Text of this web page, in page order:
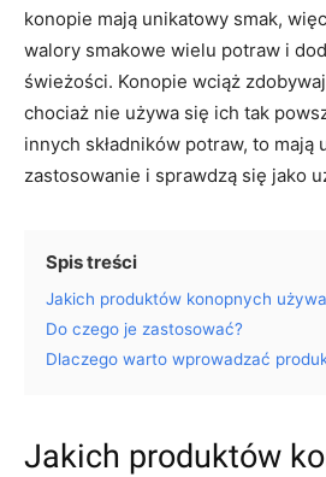
konopie mają unikatowy smak,
walory smakowe wielu potraw i
świeżości. Konopie wciąż
chociaż nie używa się ich tak
innych składników potraw, to mają
zastosowanie i sprawdzą się jako
Spis treści
Jakich produktów konopnych
Do czego je zastosować?
Dlaczego warto wprowadzać
Jakich produktów